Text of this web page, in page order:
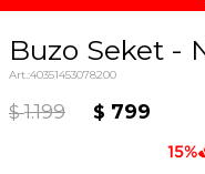
Buzo Seket -
40351453078200
$ 1.199 $ 799